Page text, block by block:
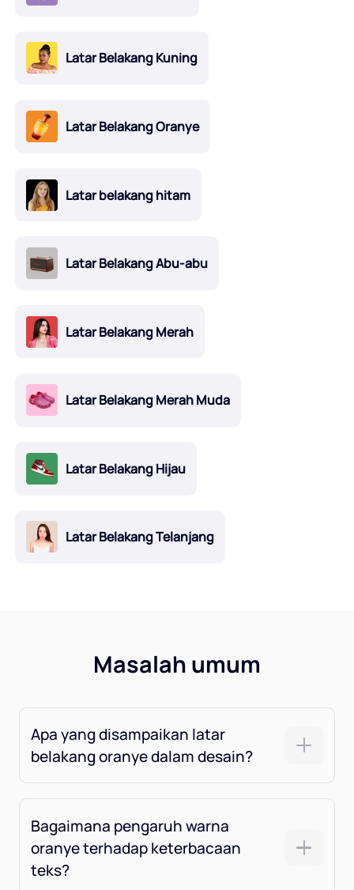
Latar Belakang Kuning
Latar Belakang Oranye
Latar belakang hitam
Latar Belakang Abu-abu
Latar Belakang Merah
Latar Belakang Merah Muda
Latar Belakang Hijau
Latar Belakang Telanjang
Masalah umum
Apa yang disampaikan latar
belakang oranye dalam desain?
Bagaimana pengaruh warna
oranye terhadap keterbacaan
teks?